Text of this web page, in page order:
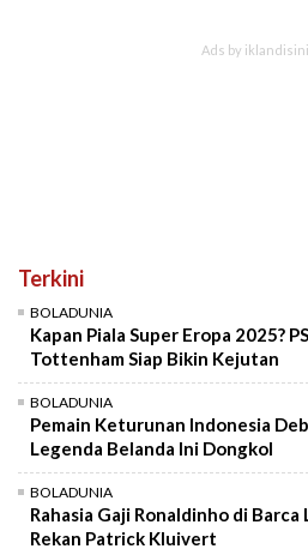
Terkini
BOLADUNIA
Kapan Piala Super Eropa 2025?
Tottenham Siap Bikin Kejutan
BOLADUNIA
Pemain Keturunan Indonesia
Legenda Belanda Ini Dongkol
BOLADUNIA
Rahasia Gaji Ronaldinho di
Rekan Patrick Kluivert